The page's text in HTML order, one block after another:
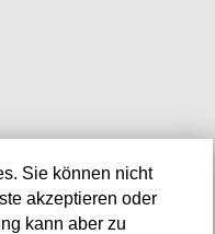
Sie können nicht
akzeptieren oder
kann aber zu